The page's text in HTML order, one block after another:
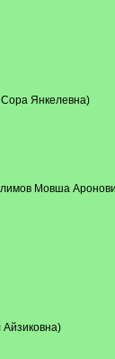
Янкелевна)
Мовша